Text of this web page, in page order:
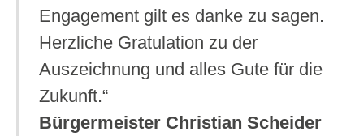
Engagement gilt es danke zu sagen.
Herzliche Gratulation zu der
Auszeichnung und alles Gute für die
Zukunft.“
Bürgermeister Christian Scheider